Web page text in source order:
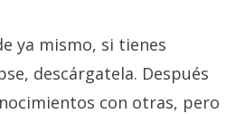
ya mismo, si tienes
descárgatela. Después
con otras, pero